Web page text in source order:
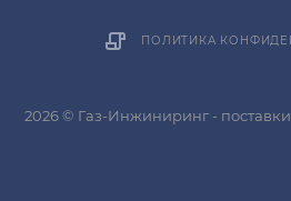
ПОЛИТИКА
2026 © Газ-Инжиниринг -